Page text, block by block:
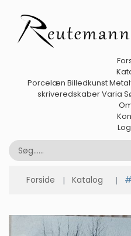
Porcelæn Billedkunst
skriveredskaberVaria
Forside Katalog